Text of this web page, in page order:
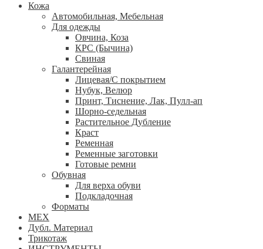
Кожа
Автомобильная, Мебельная
Для одежды
Овчина, Коза
КРС (Бычина)
Свиная
Галантерейная
Лицевая/С покрытием
Нубук, Велюр
Принт, Тиснение, Лак, Пулл-ап
Шорно-седельная
Растительное Дубление
Краст
Ременная
Ременные заготовки
Готовые ремни
Обувная
Для верха обуви
Подкладочная
Форматы
МЕХ
Дубл. Материал
Трикотаж